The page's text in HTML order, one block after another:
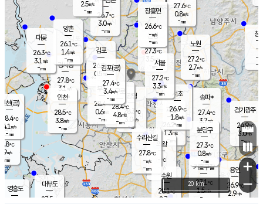
의도
℃
m/s
mm
영흥도
과천
26.2℃
1.3m/s
- mm
용인
26.9℃
2.9m/s
경기광주
24.9℃
3.0m/s
-mm
대부도
27.5
경서동
27.8℃
3.1 m/s
-mm
26.7℃
3.0m/s
-mm
대곶
26.3℃
3.1 m/s
-mm
창
-
-m/
-
2.5m/s
-mm
의왕
- ℃
m/s
mm
김포
26.8℃
0.5 m/s
mm
광명
28.3 ℃
3.0 m/s
-mm
부천
28.4℃
0.6m/s
-mm
양촌
26.1℃
1.4m/s
-mm
구로
28.4℃
4.8m/s
-mm
은평
27.3℃
3.5 m/s
- mm
노원
27.2℃
2.7m/s
-mm
송파*
27.4℃
3.7m/s
-mm
서초
26.9℃
1.8m/s
-mm
27.6℃
0.8m/s
-mm
기흥구갈
27.1℃
1.5m/s
-
수리산길
27.8℃
-m/s
-mm
분당구
27.3℃
0.8m/s
-mm
장흥면
26.6℃
-m/s
-mm
인천(공)
28.4℃
4.1 m/s
-mm
김포(공)
27.4℃
3.4m/s
-mm
수원
28.1℃
2.7 m/s
인천
28.5℃
3.8m/s
-mm
서울
27.2℃
3.3m/s
-mm
+
−
20 km